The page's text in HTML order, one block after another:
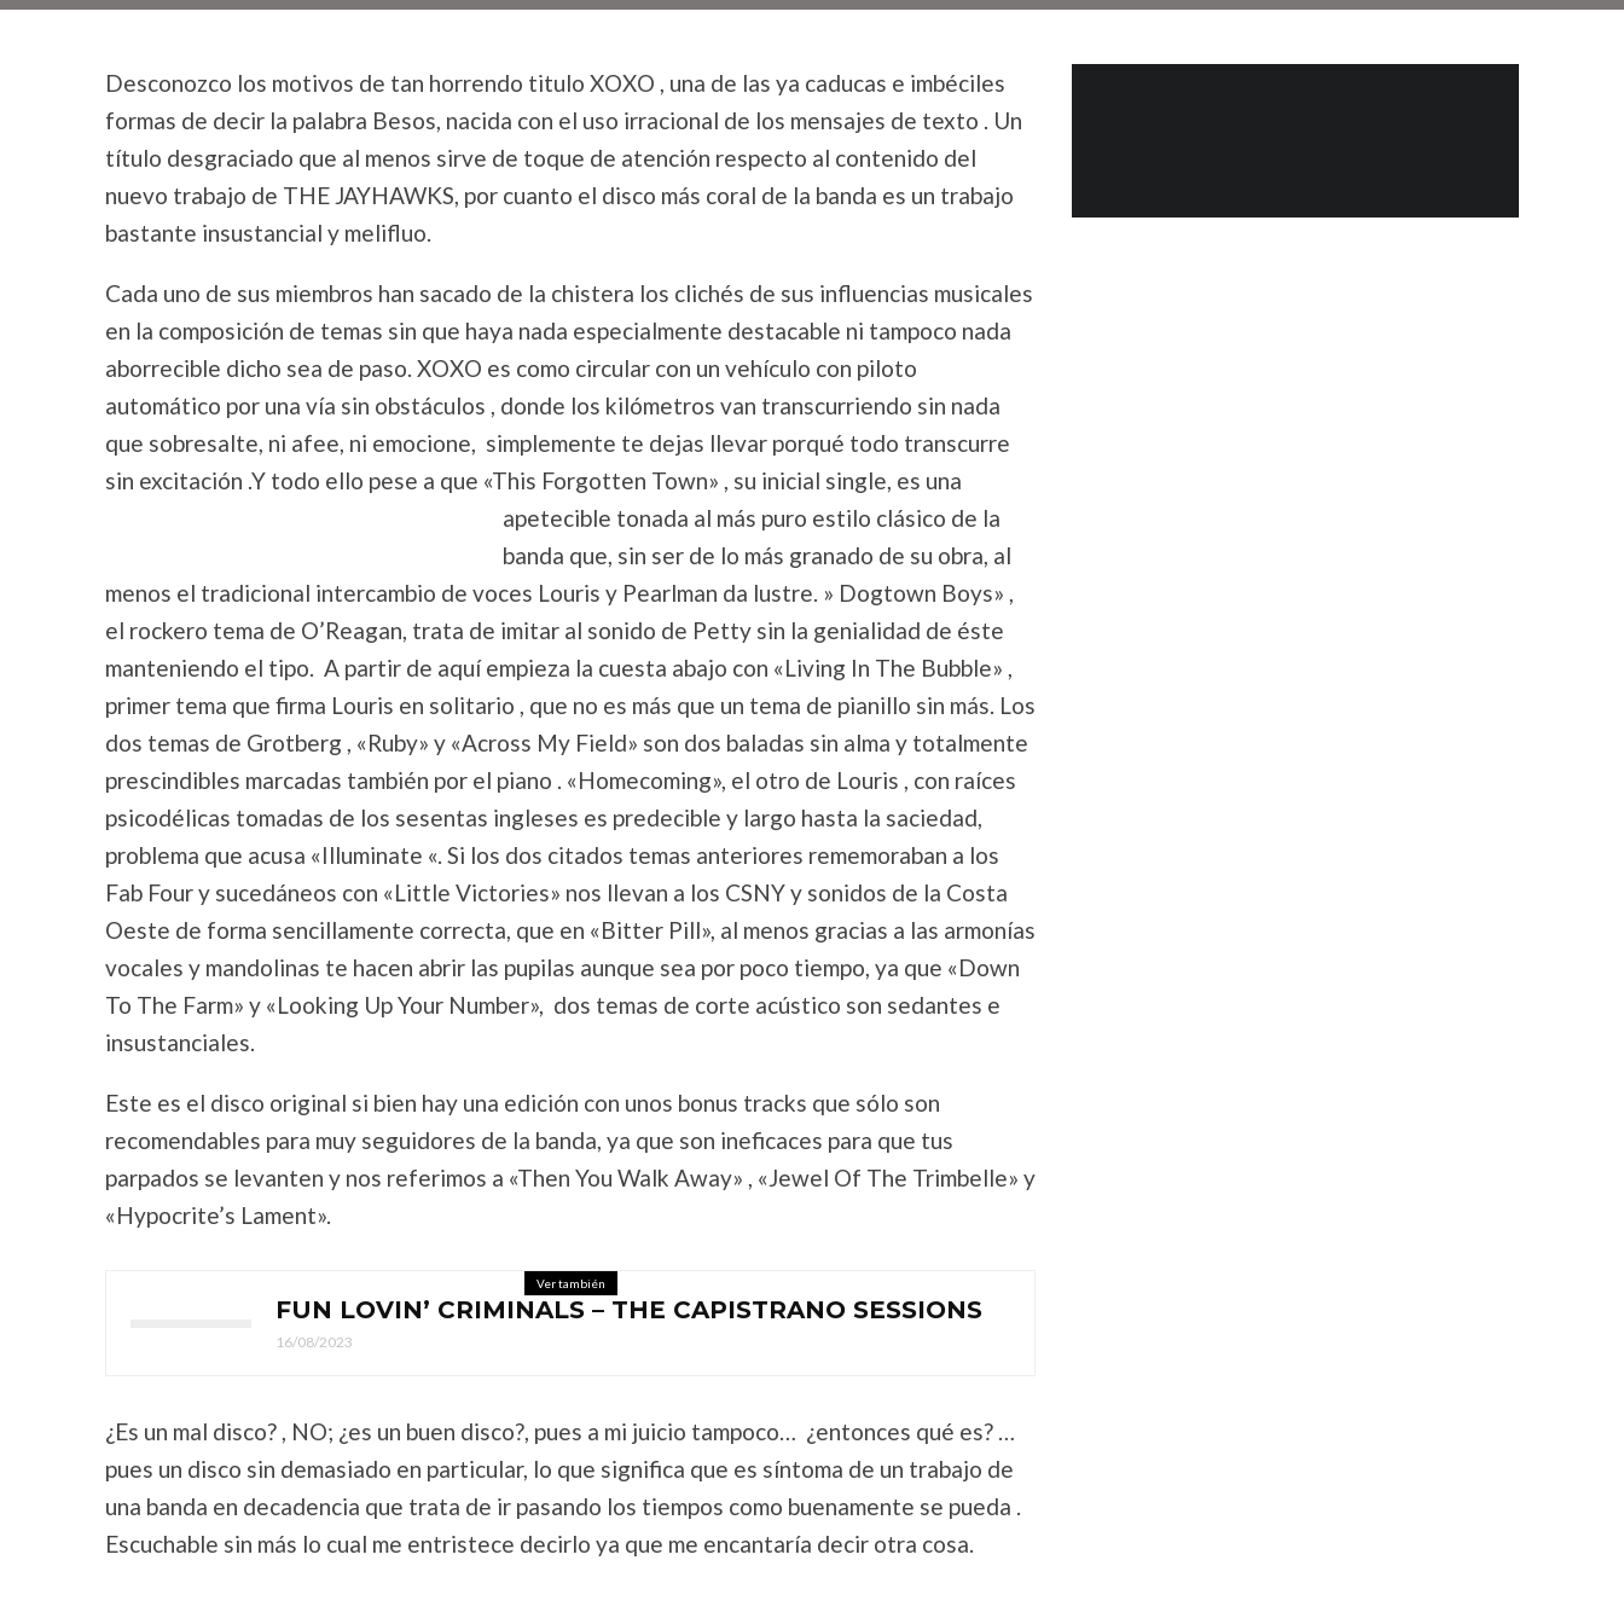
Desconozco los motivos de tan horrendo titulo XOXO , una de las ya caducas e imbéciles
formas de decir la palabra Besos, nacida con el uso irracional de los mensajes de texto . Un
título desgraciado que al menos sirve de toque de atención respecto al contenido del
nuevo trabajo de THE JAYHAWKS, por cuanto el disco más coral de la banda es un trabajo
bastante insustancial y melifluo.
Cada uno de sus miembros han sacado de la chistera los clichés de sus influencias musicales
en la composición de temas sin que haya nada especialmente destacable ni tampoco nada
aborrecible dicho sea de paso. XOXO es como circular con un vehículo con piloto
automático por una vía sin obstáculos , donde los kilómetros van transcurriendo sin nada
que sobresalte, ni afee, ni emocione, simplemente te dejas llevar porqué todo transcurre
sin excitación .Y todo ello pese a que «This Forgotten Town» , su inicial single, es una
apetecible tonada al más puro estilo clásico de la
banda que, sin ser de lo más granado de su obra, al
menos el tradicional intercambio de voces Louris y Pearlman da lustre. » Dogtown Boys» ,
el rockero tema de O’Reagan, trata de imitar al sonido de Petty sin la genialidad de éste
manteniendo el tipo. A partir de aquí empieza la cuesta abajo con «Living In The Bubble» ,
primer tema que firma Louris en solitario , que no es más que un tema de pianillo sin más. Los
dos temas de Grotberg , «Ruby» y «Across My Field» son dos baladas sin alma y totalmente
prescindibles marcadas también por el piano . «Homecoming», el otro de Louris , con raíces
psicodélicas tomadas de los sesentas ingleses es predecible y largo hasta la saciedad,
problema que acusa «Illuminate «. Si los dos citados temas anteriores rememoraban a los
Fab Four y sucedáneos con «Little Victories» nos llevan a los CSNY y sonidos de la Costa
Oeste de forma sencillamente correcta, que en «Bitter Pill», al menos gracias a las armonías
vocales y mandolinas te hacen abrir las pupilas aunque sea por poco tiempo, ya que «Down
To The Farm» y «Looking Up Your Number», dos temas de corte acústico son sedantes e
insustanciales.
Este es el disco original si bien hay una edición con unos bonus tracks que sólo son
recomendables para muy seguidores de la banda, ya que son ineficaces para que tus
parpados se levanten y nos referimos a «Then You Walk Away» , «Jewel Of The Trimbelle» y
«Hypocrite’s Lament».
Ver también
FUN LOVIN’ CRIMINALS – THE CAPISTRANO SESSIONS
16/08/2023
¿Es un mal disco? , NO; ¿es un buen disco?, pues a mi juicio tampoco… ¿entonces qué es? …
pues un disco sin demasiado en particular, lo que significa que es síntoma de un trabajo de
una banda en decadencia que trata de ir pasando los tiempos como buenamente se pueda .
Escuchable sin más lo cual me entristece decirlo ya que me encantaría decir otra cosa.